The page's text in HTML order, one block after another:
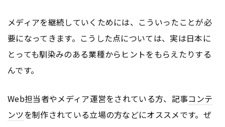
メディアを継続していくためには、こういったことが必
要になってきます。こうした点については、実は日本に
とっても馴染みのある業種からヒントをもらえたりする
んです。
Web担当者やメディア運営をされている方、記事コンテ
ンツを制作されている立場の方などにオススメです。ぜ